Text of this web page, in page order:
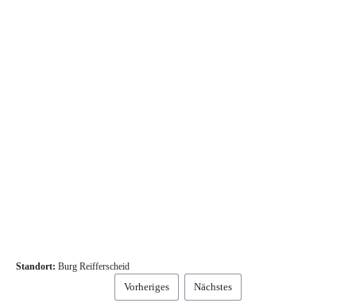
Standort: Burg Reifferscheid
Vorheriges Nächstes